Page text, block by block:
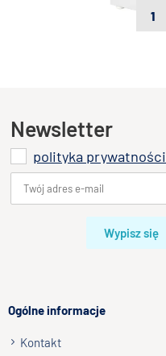
1
Newsletter
polityka prywatności
Wypisz się
Ogólne informacje
Kontakt